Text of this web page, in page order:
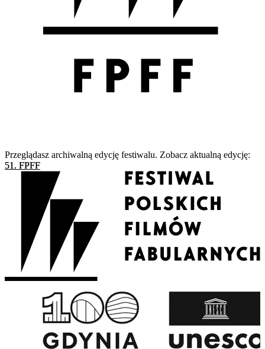
Przeglądasz archiwalną edycję festiwalu. Zobacz aktualną edycję:
51. FPFF